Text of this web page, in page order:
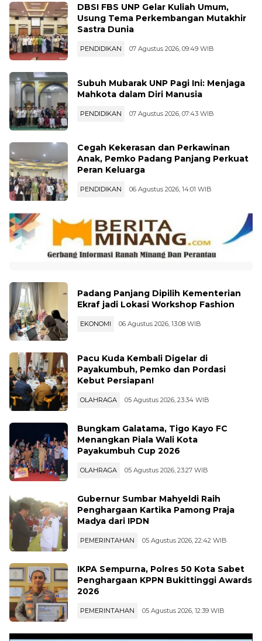
DBSI FBS UNP Gelar Kuliah Umum,
Usung Tema Perkembangan Mutakhir
Sastra Dunia
PENDIDIKAN 07 Agustus 2026, 09:49 WIB
Subuh Mubarak UNP Pagi Ini: Menjaga
Mahkota dalam Diri Manusia
PENDIDIKAN 07 Agustus 2026, 07:43 WIB
Cegah Kekerasan dan Perkawinan
Anak, Pemko Padang Panjang Perkuat
Peran Keluarga
PENDIDIKAN 06 Agustus 2026, 14:01 WIB
Padang Panjang Dipilih Kementerian
Ekraf jadi Lokasi Workshop Fashion
EKONOMI 06 Agustus 2026, 13:08 WIB
Pacu Kuda Kembali Digelar di
Payakumbuh, Pemko dan Pordasi
Kebut Persiapan!
OLAHRAGA 05 Agustus 2026, 23:34 WIB
Bungkam Galatama, Tigo Kayo FC
Menangkan Piala Wali Kota
Payakumbuh Cup 2026
OLAHRAGA 05 Agustus 2026, 23:27 WIB
Gubernur Sumbar Mahyeldi Raih
Penghargaan Kartika Pamong Praja
Madya dari IPDN
PEMERINTAHAN 05 Agustus 2026, 22:42 WIB
IKPA Sempurna, Polres 50 Kota Sabet
Penghargaan KPPN Bukittinggi Awards
2026
PEMERINTAHAN 05 Agustus 2026, 12:39 WIB